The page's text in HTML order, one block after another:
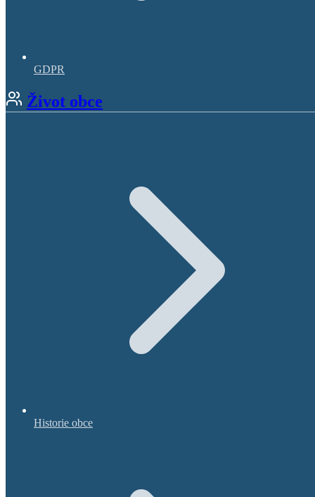
GDPR
Život obce
Historie obce